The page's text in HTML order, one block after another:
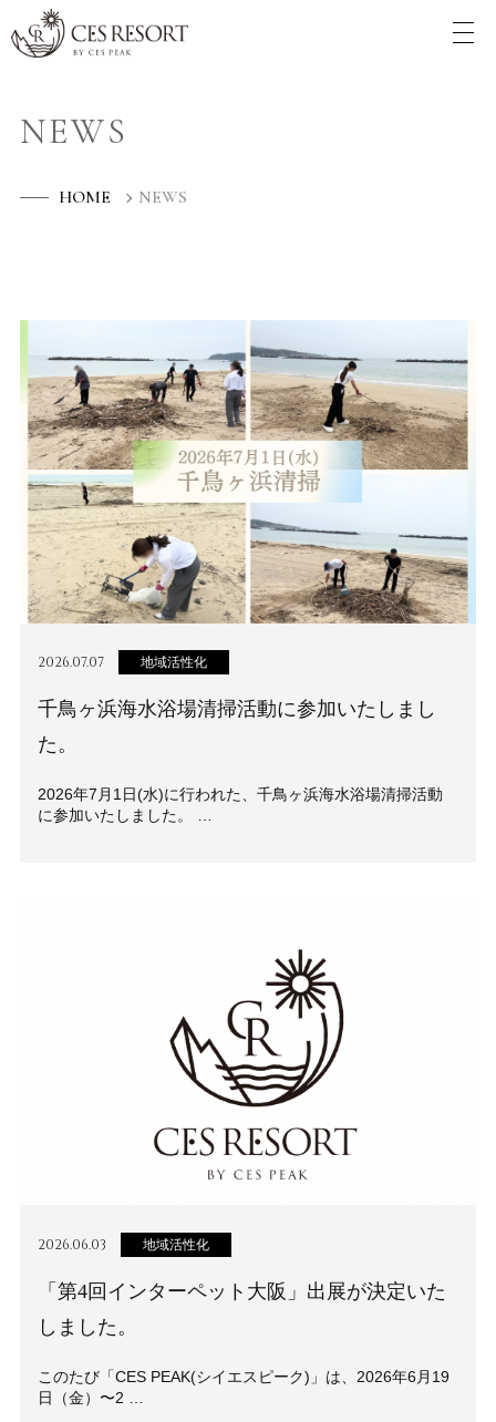
NEWS
HOME NEWS
2026.07.07 地域活性化
千鳥ヶ浜海水浴場清掃活動に参加いたしまし
た。
2026年7月1日(水)に行われた、千鳥ヶ浜海水浴場清掃活動
に参加いたしました。 …
2026.06.03 地域活性化
「第4回インターペット大阪」出展が決定いた
しました。
このたび「CES PEAK(シイエスピーク)」は、2026年6月19
日（金）〜2 …